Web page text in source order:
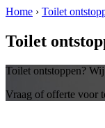
Home › Toilet
Toilet
Toilet ontstoppen?
Vraag of offerte voor